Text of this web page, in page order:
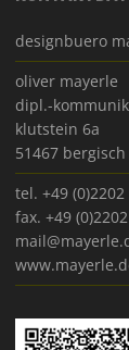
designbuero
oliver mayerle
dipl.-
klutstein 6a
51467
tel. +49
fax. +49